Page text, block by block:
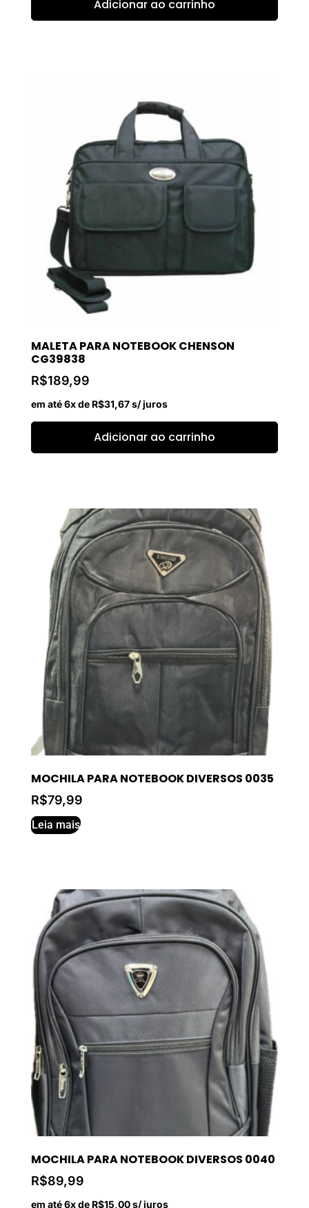
Adicionar ao carrinho
MALETA PARA NOTEBOOK CHENSON
CG39838
R$189,99
em até 6x de R$31,67s/ juros
Adicionar ao carrinho
MOCHILA PARA NOTEBOOK DIVERSOS 0035
R$79,99
Leia mais
MOCHILA PARA NOTEBOOK DIVERSOS 0040
R$89,99
em até 6x de R$15,00s/ juros